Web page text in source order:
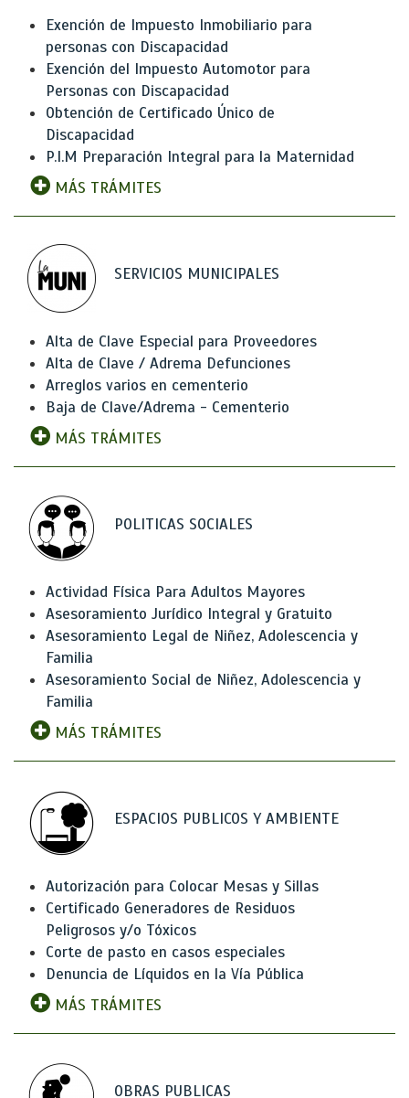
Exención de Impuesto Inmobiliario para
personas con Discapacidad
Exención del Impuesto Automotor para
Personas con Discapacidad
Obtención de Certificado Único de
Discapacidad
P.I.M Preparación Integral para la Maternidad
MÁS TRÁMITES
SERVICIOS MUNICIPALES
Alta de Clave Especial para Proveedores
Alta de Clave / Adrema Defunciones
Arreglos varios en cementerio
Baja de Clave/Adrema - Cementerio
MÁS TRÁMITES
POLITICAS SOCIALES
Actividad Física Para Adultos Mayores
Asesoramiento Jurídico Integral y Gratuito
Asesoramiento Legal de Niñez, Adolescencia y
Familia
Asesoramiento Social de Niñez, Adolescencia y
Familia
MÁS TRÁMITES
ESPACIOS PUBLICOS Y AMBIENTE
Autorización para Colocar Mesas y Sillas
Certificado Generadores de Residuos
Peligrosos y/o Tóxicos
Corte de pasto en casos especiales
Denuncia de Líquidos en la Vía Pública
MÁS TRÁMITES
OBRAS PUBLICAS